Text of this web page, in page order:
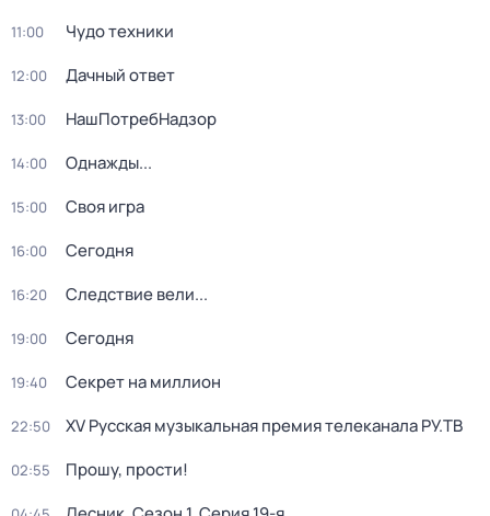
11:00 Чудо техники
12:00 Дачный ответ
13:00 НашПотребНадзор
14:00 Однажды...
15:00 Своя игра
16:00 Сегодня
16:20 Следствие вели...
19:00 Сегодня
19:40 Секрет на миллион
22:50 XV Русская музыкальная премия телеканала РУ.ТВ
02:55 Прошу, прости!